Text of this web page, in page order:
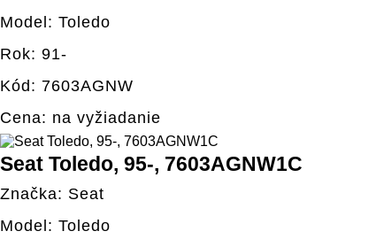
Model: Toledo
Rok: 91-
Kód: 7603AGNW
Cena: na vyžiadanie
Seat Toledo, 95-, 7603AGNW1C
Značka: Seat
Model: Toledo